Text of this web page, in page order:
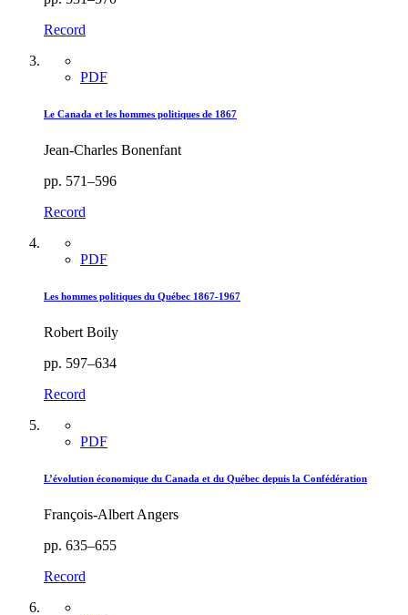
Record
PDF
Le Canada et les hommes politiques de 1867
Jean-Charles Bonenfant
pp. 571–596
Record
PDF
Les hommes politiques du Québec 1867-1967
Robert Boily
pp. 597–634
Record
PDF
L’évolution économique du Canada et du Québec depuis la Confédération
François-Albert Angers
pp. 635–655
Record